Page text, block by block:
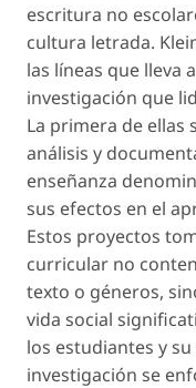
escritura no
cultura letrada.
las líneas que lleva
investigación que
La primera de ellas
análisis y
enseñanza
sus efectos en el
Estos proyectos
curricular no
texto o géneros,
vida social
los estudiantes y
investigación se